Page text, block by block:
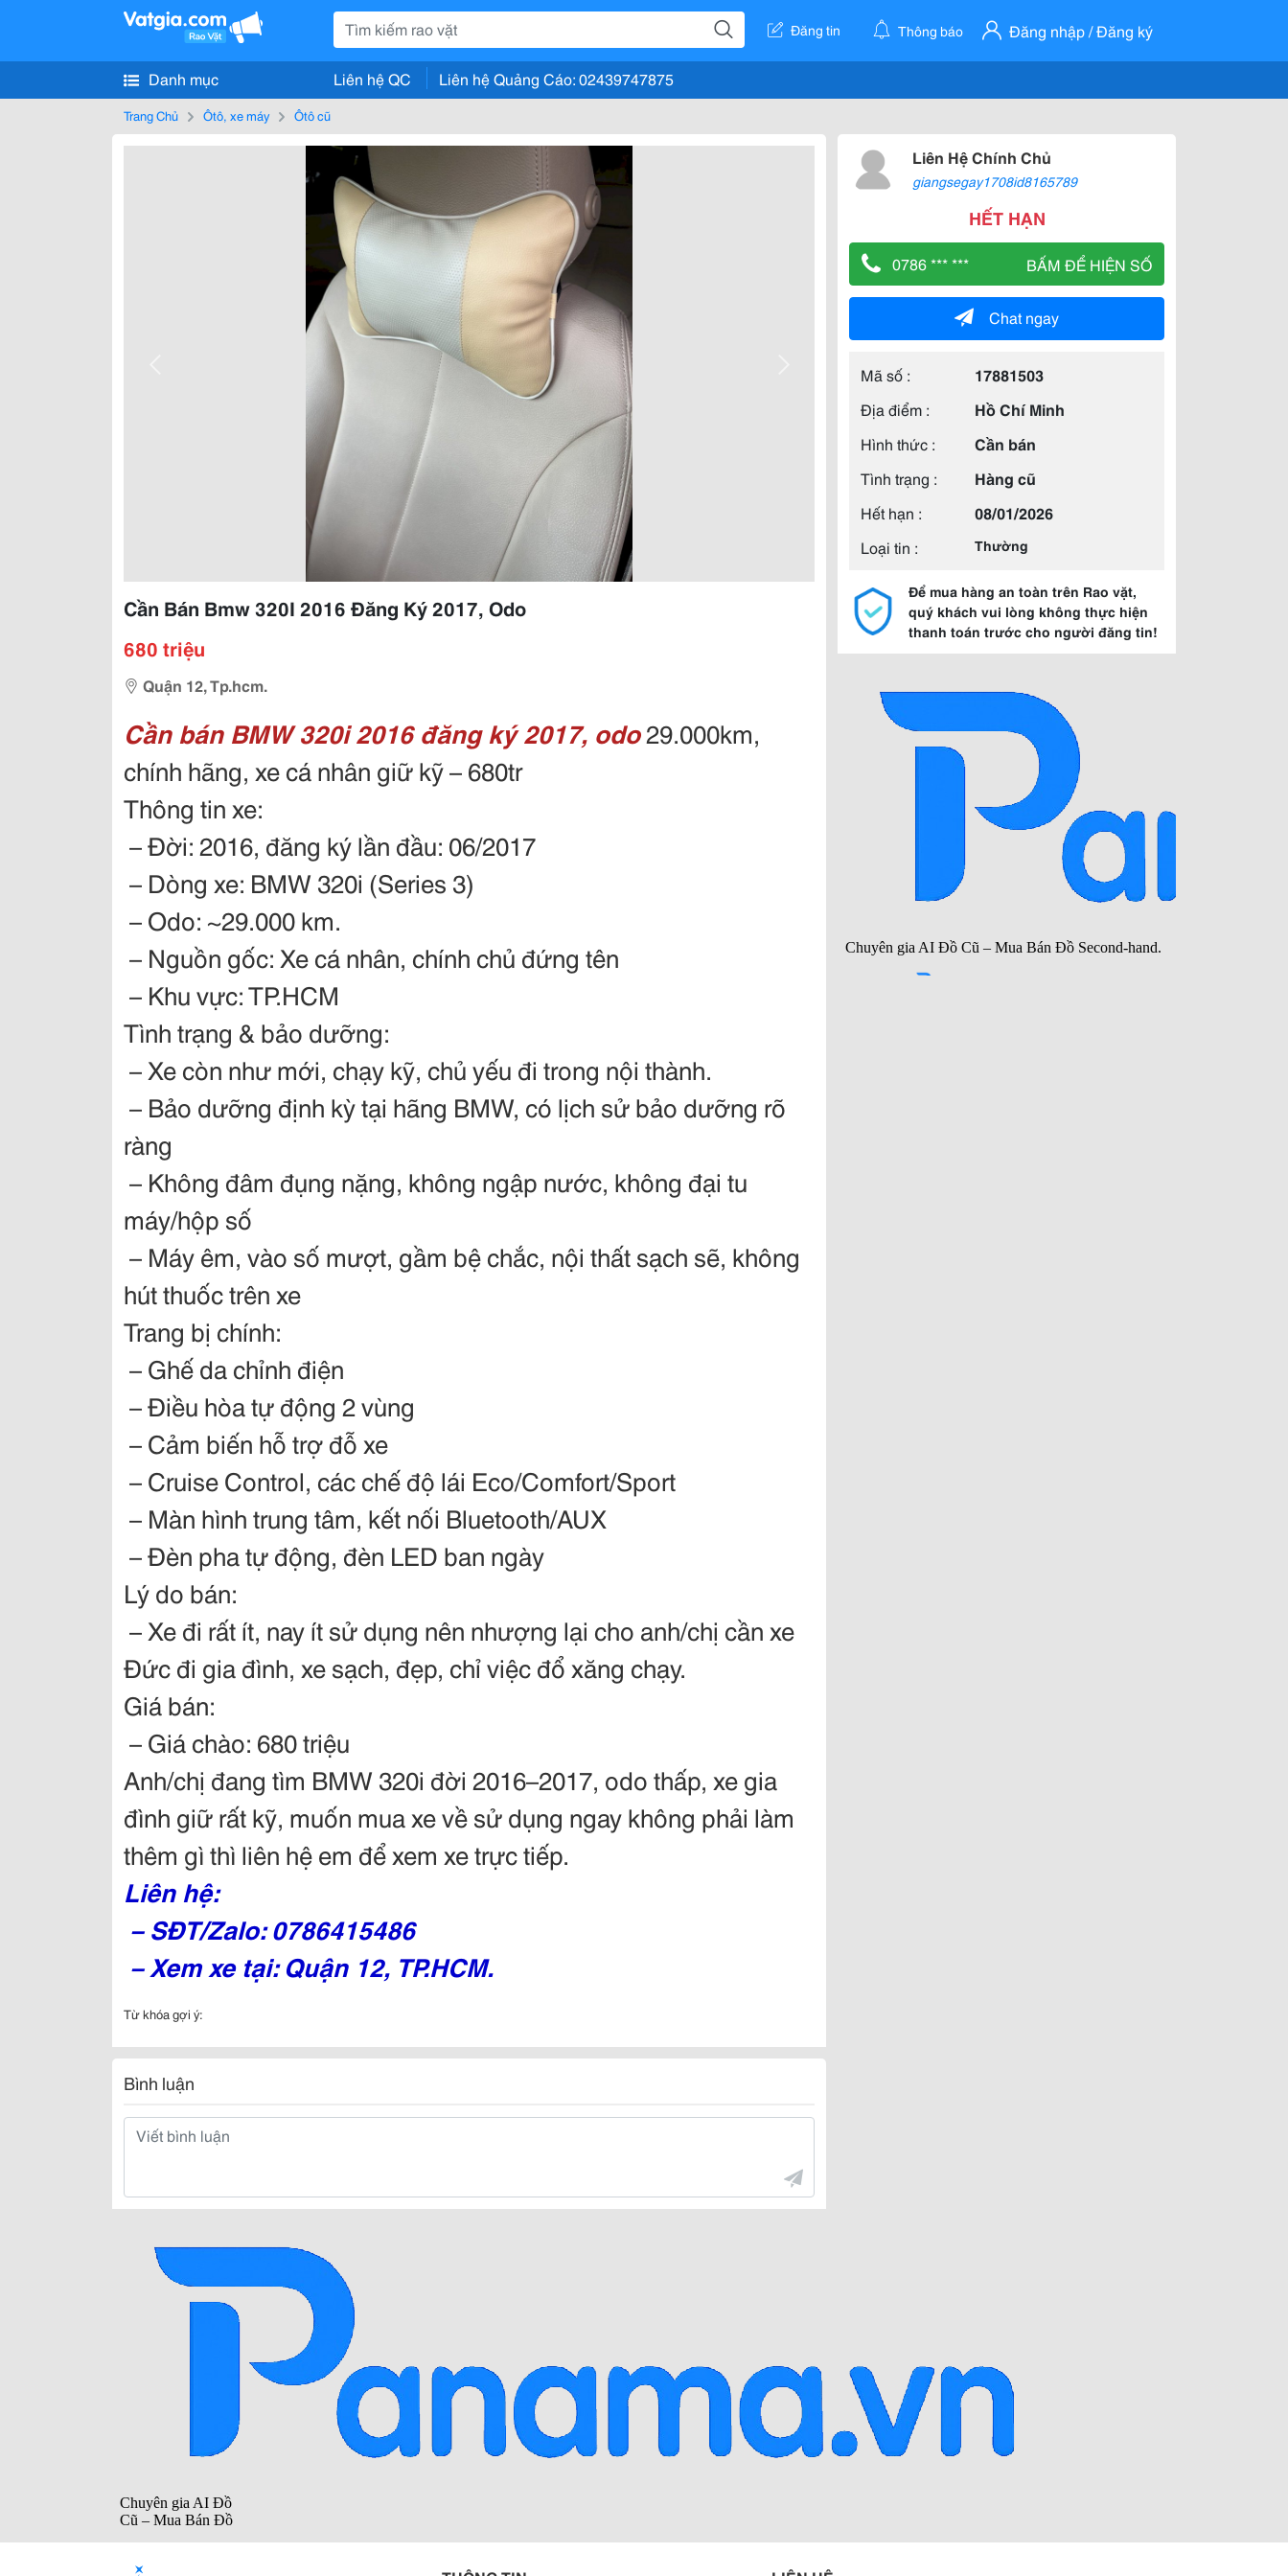
Đăng tin Thông báo Đăng nhập / Đăng ký
Danh mục Liên hệ QC Liên hệ Quảng Cáo: 02439747875
Trang Chủ Ôtô, xe máy Ôtô cũ
Cần Bán Bmw 320I 2016 Đăng Ký 2017, Odo
680 triệu
Quận 12, Tp.hcm.
Cần bán BMW 320i 2016 đăng ký 2017, odo29.000km,
chính hãng, xe cá nhân giữ kỹ – 680tr
Thông tin xe:
– Đời: 2016, đăng ký lần đầu: 06/2017
– Dòng xe: BMW 320i (Series 3)
– Odo: ~29.000 km.
– Nguồn gốc: Xe cá nhân, chính chủ đứng tên
– Khu vực: TP.HCM
Tình trạng & bảo dưỡng:
– Xe còn như mới, chạy kỹ, chủ yếu đi trong nội thành.
– Bảo dưỡng định kỳ tại hãng BMW, có lịch sử bảo dưỡng rõ
ràng
– Không đâm đụng nặng, không ngập nước, không đại tu
máy/hộp số
– Máy êm, vào số mượt, gầm bệ chắc, nội thất sạch sẽ, không
hút thuốc trên xe
Trang bị chính:
– Ghế da chỉnh điện
– Điều hòa tự động 2 vùng
– Cảm biến hỗ trợ đỗ xe
– Cruise Control, các chế độ lái Eco/Comfort/Sport
– Màn hình trung tâm, kết nối Bluetooth/AUX
– Đèn pha tự động, đèn LED ban ngày
Lý do bán:
– Xe đi rất ít, nay ít sử dụng nên nhượng lại cho anh/chị cần xe
Đức đi gia đình, xe sạch, đẹp, chỉ việc đổ xăng chạy.
Giá bán:
– Giá chào: 680 triệu
Anh/chị đang tìm BMW 320i đời 2016–2017, odo thấp, xe gia
đình giữ rất kỹ, muốn mua xe về sử dụng ngay không phải làm
thêm gì thì liên hệ em để xem xe trực tiếp.
Liên hệ:
– SĐT/Zalo: 0786415486
– Xem xe tại: Quận 12, TP.HCM.
Từ khóa gợi ý:
Bình luận
Liên Hệ Chính Chủ
giangsegay1708id8165789
HẾT HẠN
0786 *** *** BẤM ĐỂ HIỆN SỐ
Chat ngay
Mã số :
17881503
Địa điểm :
Hồ Chí Minh
Hình thức :
Cần bán
Tình trạng :
Hàng cũ
Hết hạn :
08/01/2026
Loại tin :
Thường
Để mua hàng an toàn trên Rao vặt,
quý khách vui lòng không thực hiện
thanh toán trước cho người đăng tin!